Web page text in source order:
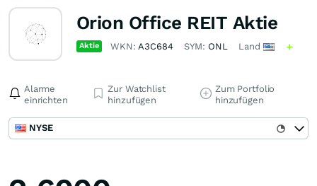
Orion Office REIT Aktie
Aktie WKN:A3C684 SYM: ONL Land
Alarme
einrichten
Zur Watchlist
hinzufügen
Zum Portfolio
hinzufügen
NYSE